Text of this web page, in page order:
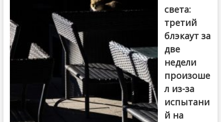
света:
третий
блэкаут за
две
недели
произоше
л из-за
испытани
й на